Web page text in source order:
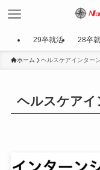
29卒就活 28卒
ホーム ヘルスケアインター
ヘルスケアイ